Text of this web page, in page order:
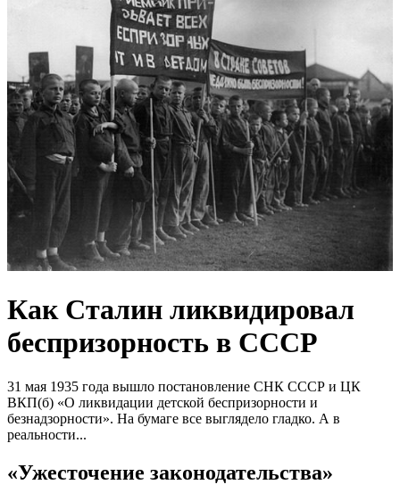
Как Сталин ликвидировал
беспризорность в СССР
31 мая 1935 года вышло постановление СНК СССР и ЦК
ВКП(б) «О ликвидации детской беспризорности и
безнадзорности». На бумаге все выглядело гладко. А в
реальности...
«Ужесточение законодательства»